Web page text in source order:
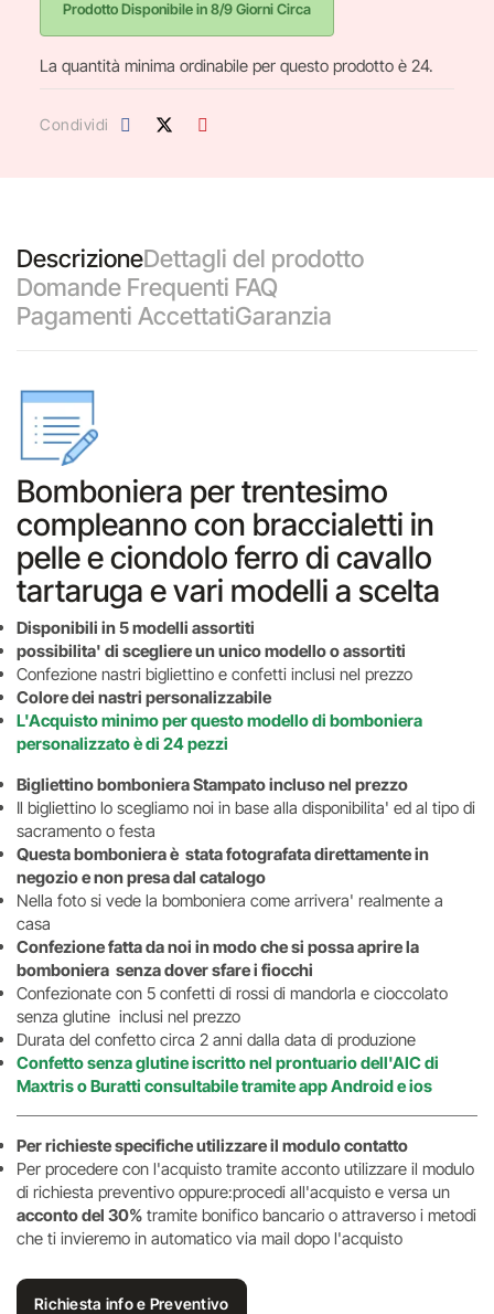
Prodotto Disponibile in 8/9 Giorni Circa
La quantità minima ordinabile per questo prodotto è 24.
Condividi
DescrizioneDettagli del prodotto
Domande Frequenti FAQ
Pagamenti AccettatiGaranzia
Bomboniera per trentesimo
compleanno con braccialetti in
pelle e ciondolo ferro di cavallo
tartaruga e vari modelli a scelta
Disponibili in 5 modelli assortiti
possibilita' di scegliere un unico modello o assortiti
Confezione nastri bigliettino e confetti inclusi nel prezzo
Colore dei nastri personalizzabile
L'Acquisto minimo per questo modello di bomboniera
personalizzato è di 24 pezzi
Bigliettino bomboniera Stampato incluso nel prezzo
Il bigliettino lo scegliamo noi in base alla disponibilita' ed al tipo di
sacramento o festa
Questa bomboniera è stata fotografata direttamente in
negozio e non presa dal catalogo
Nella foto si vede la bomboniera come arrivera' realmente a
casa
Confezione fatta da noi in modo che si possa aprire la
bomboniera senza dover sfare i fiocchi
Confezionate con 5 confetti di rossi di mandorla e cioccolato
senza glutine inclusi nel prezzo
Durata del confetto circa 2 anni dalla data di produzione
Confetto senza glutine iscritto nel prontuario dell'AIC di
Maxtris o Buratti consultabile tramite app Android e ios
Per richieste specifiche utilizzare il modulo contatto
Per procedere con l'acquisto tramite acconto utilizzare il modulo
di richiesta preventivo oppure:procedi all'acquisto e versa un
acconto del 30% tramite bonifico bancario o attraverso i metodi
che ti invieremo in automatico via mail dopo l'acquisto
Richiesta info e Preventivo